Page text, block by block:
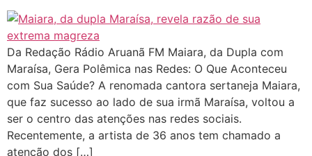
Da Redação Rádio Aruanã FM Maiara, da Dupla com
Maraísa, Gera Polêmica nas Redes: O Que Aconteceu
com Sua Saúde? A renomada cantora sertaneja Maiara,
que faz sucesso ao lado de sua irmã Maraísa, voltou a
ser o centro das atenções nas redes sociais.
Recentemente, a artista de 36 anos tem chamado a
atenção dos […]